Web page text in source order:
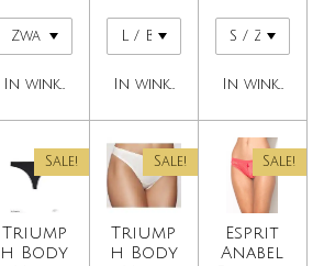
In winkelwagenIn winkelwagenIn
Sale!
Triump
h Body
Sale!
Triump
h Body
Sale!
Esprit
Anabel